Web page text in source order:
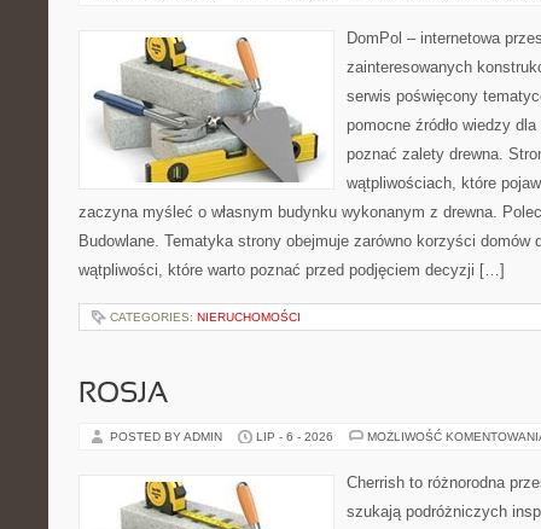
DomPol – internetowa
zainteresowanych
serwis poświęcony
pomocne źródło wiedzy
poznać zalety drewna.
wątpliwościach, które
zaczyna myśleć o własnym budynku wykonanym z drewna.
Budowlane. Tematyka strony obejmuje zarówno korzyści domów
wątpliwości, które warto poznać przed podjęciem decyzji […]
CATEGORIES: NIERUCHOMOŚCI
ROSJA
POSTED BY ADMIN LIP - 6 - 2026 MOŻLIWOŚĆ
Cherrish to różnorodna
szukają podróżniczych